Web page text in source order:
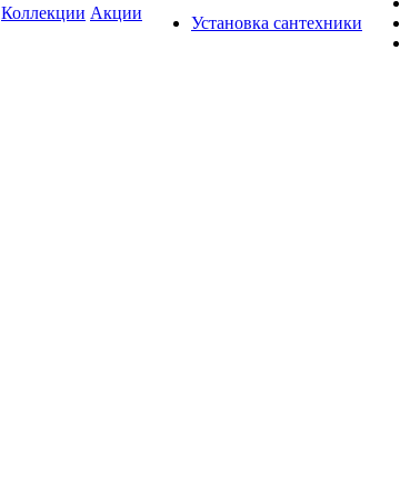
Коллекции Акции
Установка сантехники